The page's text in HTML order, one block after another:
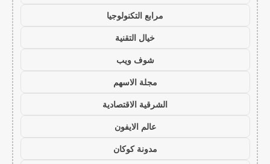
مرابع التكنولوجيا
خيال التقنية
شوف ويب
مجلة الاسهم
الشرقية الاقتصادية
عالم الايفون
مدونة كوكان